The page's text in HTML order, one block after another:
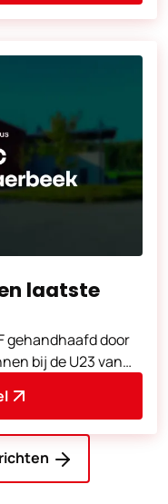
laatste
gehandhaafd door
bij de U23 van